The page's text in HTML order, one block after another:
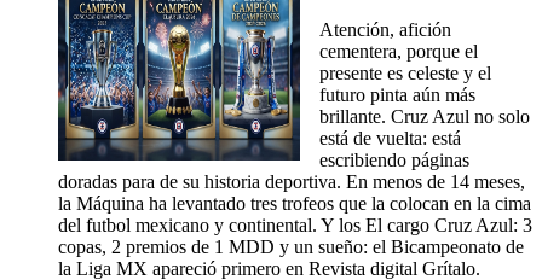
Atención, afición
cementera, porque el
presente es celeste y el
futuro pinta aún más
brillante. Cruz Azul no solo
está de vuelta: está
escribiendo páginas
doradas para de su historia deportiva. En menos de 14 meses,
la Máquina ha levantado tres trofeos que la colocan en la cima
del futbol mexicano y continental. Y los El cargo Cruz Azul: 3
copas, 2 premios de 1 MDD y un sueño: el Bicampeonato de
la Liga MX apareció primero en Revista digital Grítalo.